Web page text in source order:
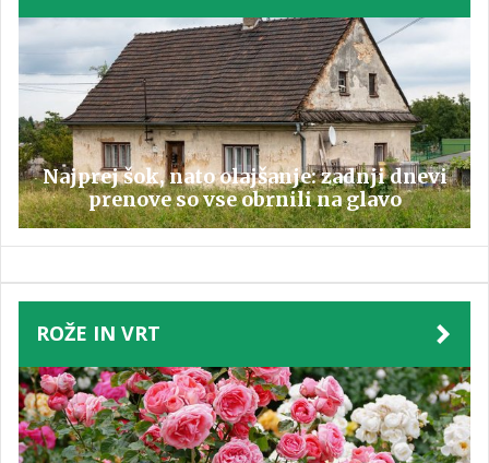
Najprej šok, nato olajšanje: zadnji dnevi
prenove so vse obrnili na glavo
ROŽE IN VRT